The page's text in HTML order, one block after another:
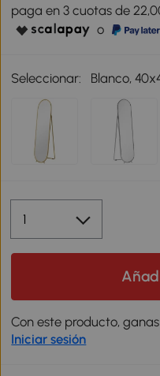
paga en 3 cuotas de
o
Seleccionar: Blanco,
Con este producto,
Iniciar sesión